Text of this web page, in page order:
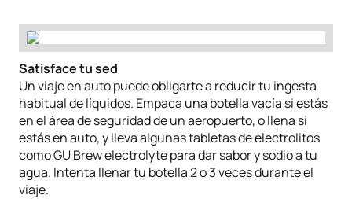
Satisface tu sed
Un viaje en auto puede obligarte a reducir tu ingesta
habitual de líquidos. Empaca una botella vacía si estás
en el área de seguridad de un aeropuerto, o llena si
estás en auto, y lleva algunas tabletas de electrolitos
como GU Brew electrolyte para dar sabor y sodio a tu
agua. Intenta llenar tu botella 2 o 3 veces durante el
viaje.